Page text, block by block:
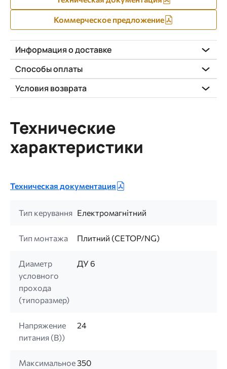
Коммерческое предложение
Информация о доставке
Способы оплаты
Условия возврата
Технические
характеристики
Техническая документация
Тип керування Електромагнітний
Тип монтажа Плитний (CETOP/NG)
Диаметр
условного
прохода
(типоразмер)
ДУ 6
Напряжение
питания (B))
24
Максимальное 350